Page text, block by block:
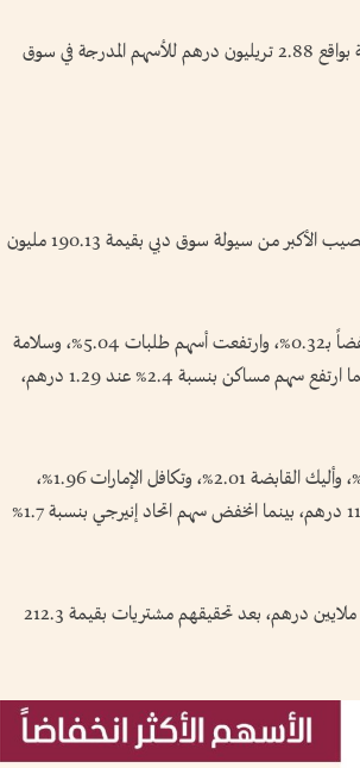
وسجلت رسملة الأسهم نحو 3.868 تريليونات درهم، موزعة بواقع 2.88 تريليون درهم للأسهم المدرجة في سوق
واستحوذ سهما «إعمار العقارية» و«إعمار للتطوير» على النصيب الأكبر من سيولة سوق دبي بقيمة 190.13 مليون
وأغلق مؤشر سوق دبي عند مستوى 5990.59 نقطة، منخفضاً بـ0.32%، وارتفعت أسهم طلبات 5.04%، وسلامة
2.66%، والرمز كوربوريشن 2.04%، وسبينس 1.58%، بينما ارتفع سهم مساكن بنسبة 2.4% عند 1.29 درهم،
في حين انخفضت أسهم إعمار للتطوير 2.25%، وسالك 2.2%، وأليك القابضة 2.01%، وتكافل الإمارات 1.96%،
وأقفل سهم إعمار العقارية منخفضا بنسبة 0.8% عند 11.94 درهم، بينما انخفض سهم اتحاد إنيرجي بنسبة 1.7%
واتجه المستثمرون الإماراتيون نحو الشراء بصافي استثمار 9.4 ملايين درهم، بعد تحقيقهم مشتريات بقيمة 212.3